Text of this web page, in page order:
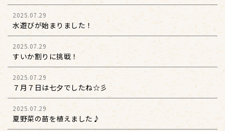
2025.07.29
水遊びが始まりました！
2025.07.29
すいか割りに挑戦！
2025.07.29
７月７日は七夕でしたね☆彡
2025.07.29
夏野菜の苗を植えました♪